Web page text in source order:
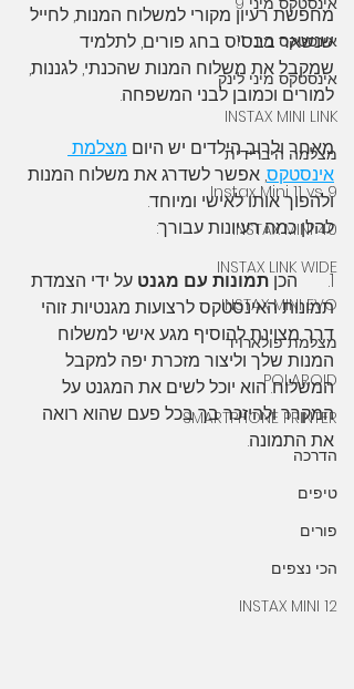
אינסטקס מיני 11
אינסטקס מיני לינק
INSTAX MINI LINK
מצלמה היברידית
Instax Mini 11 vs 9
INSTAX MINI 40
INSTAX LINK WIDE
INSTAX MINI EVO
מצלמת פולארויד
POLAROID
SMARTPHONE PRINTER
הדרכה
טיפים
פורים
הכי נצפים
INSTAX MINI 12
מחפשת רעיון מקורי למשלוח המנות, לחייל
שנשאר בבסיס בחג פורים, לתלמיד
שמקבל את משלוח המנות שהכנתי, לגננות,
למורים וכמובן לבני המשפחה.
מאחר ולרוב הילדים יש היום מצלמת
אינסטקס, אפשר לשדרג את משלוח המנות
ולהפוך אותו לאישי ומיוחד.
להלן כמה רעיונות עבורך:
1.       הכן תמונות עם מגנט על ידי הצמדת
תמונות האינסטקס לרצועות מגנטיות. זוהי
דרך מצוינת להוסיף מגע אישי למשלוח
המנות שלך וליצור מזכרת יפה למקבל
המשלוח. הוא יוכל לשים את המגנט על
המקרר ולהיזכר בך בכל פעם שהוא רואה
את התמונה.